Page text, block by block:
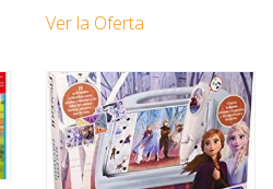
Ver la Oferta